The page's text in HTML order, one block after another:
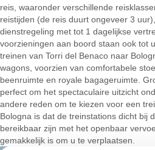
reis, waaronder verschillende
reistijden (de reis duurt ongeveer 3
dienstregeling met tot 1 dagelijkse
voorzieningen aan boord staan ook tot
treinen van Torri del Benaco naar
wagons, voorzien van comfortabele
beenruimte en royale bagageruimte.
perfect om het spectaculaire uitzicht
andere reden om te kiezen voor een
Bologna is dat de treinstations dicht bij
bereikbaar zijn met het openbaar
gemakkelijk is om u te verplaatsen.